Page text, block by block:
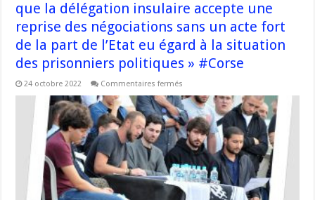
que la délégation insulaire accepte une
reprise des négociations sans un acte fort
de la part de l’Etat eu égard à la situation
des prisonniers politiques » #Corse
24 octobre 2022 Commentaires fermés
nous
il
est
aujourd’hui
inconcevable
que
la
délégation
insulaire
accepte
une